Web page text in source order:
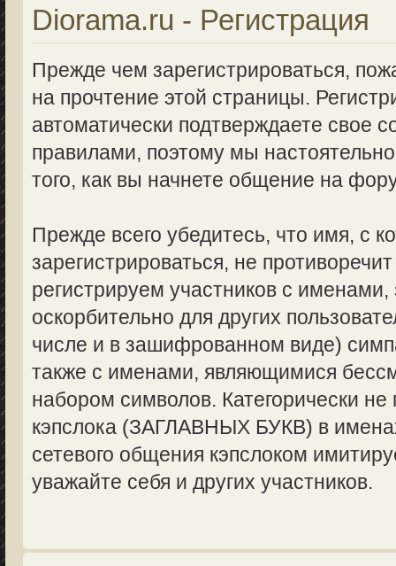
Diorama.ru - Регистрация
Прежде чем зарегистрироваться,
на прочтение этой страницы.
автоматически подтверждаете свое
правилами, поэтому мы
того, как вы начнете общение на
Прежде всего убедитесь, что имя, с
зарегистрироваться, не
регистрируем участников с
оскорбительно для других
числе и в зашифрованном виде)
также с именами, являющимися
набором символов. Категорически не
кэпслока (ЗАГЛАВНЫХ БУКВ) в
сетевого общения кэпслоком
уважайте себя и других участников.